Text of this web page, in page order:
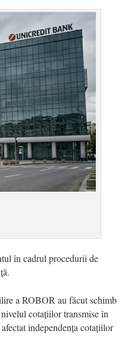
în cadrul procedurii de
a ROBOR au făcut schimb
cotațiilor transmise în
independența cotațiilor